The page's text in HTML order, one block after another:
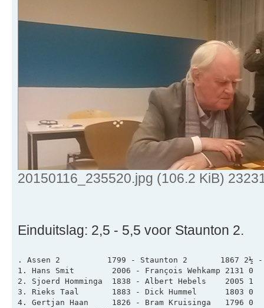
20150116_235520.jpg (106.2 KiB)
Einduitslag: 2,5 - 5,5 voor Staunton 2.
. Assen 2          1799 - Staunton 2       1867 2½ -
1. Hans Smit        2006 - François Wehkamp 2131 0
2. Sjoerd Homminga  1838 - Albert Hebels    2005 1
3. Rieks Taal       1883 - Dick Hummel      1803 0
4. Gertjan Haan     1826 - Bram Kruisinga   1796 0